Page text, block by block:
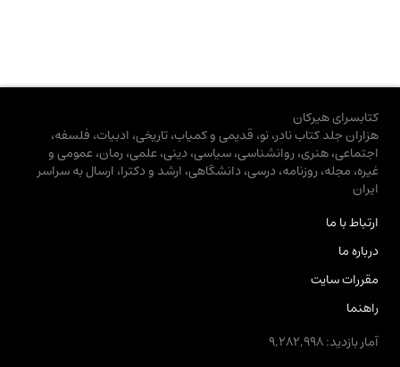
کتابسرای هیرکان
هزاران جلد کتاب نادر، نو، قدیمی و کمیاب، تاریخی، ادبیات، فلسفه،
اجتماعی، هنری، روانشناسی، سیاسی، دینی، علمی، رمان، عمومی و
غیره، مجله، روزنامه، درسی، دانشگاهی، ارشد و دکترا، ارسال به سراسر
ایران
ارتباط با ما
درباره ما
مقررات سایت
راهنما
آمار بازدید: 9,282,998